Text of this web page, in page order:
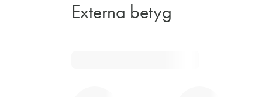
Externa betyg